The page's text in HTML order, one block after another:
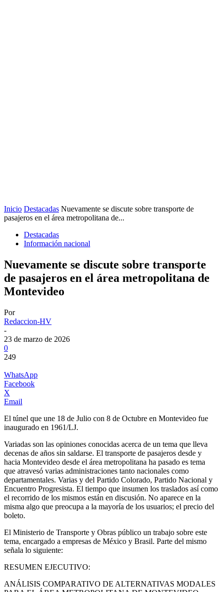
Inicio Destacadas Nuevamente se discute sobre transporte de
pasajeros en el área metropolitana de...
Destacadas
Información nacional
Nuevamente se discute sobre transporte
de pasajeros en el área metropolitana de
Montevideo
Por
Redaccion-HV
-
23 de marzo de 2026
0
249
WhatsApp
Facebook
X
Email
El túnel que une 18 de Julio con 8 de Octubre en Montevideo fue
inaugurado en 1961/LJ.
Variadas son las opiniones conocidas acerca de un tema que lleva
decenas de años sin saldarse. El transporte de pasajeros desde y
hacia Montevideo desde el área metropolitana ha pasado es tema
que atravesó varias administraciones tanto nacionales como
departamentales. Varias y del Partido Colorado, Partido Nacional y
Encuentro Progresista. El tiempo que insumen los traslados así como
el recorrido de los mismos están en discusión. No aparece en la
misma algo que preocupa a la mayoría de los usuarios; el precio del
boleto.
El Ministerio de Transporte y Obras público un trabajo sobre este
tema, encargado a empresas de México y Brasil. Parte del mismo
señala lo siguiente:
RESUMEN EJECUTIVO:
ANÁLISIS COMPARATIVO DE ALTERNATIVAS MODALES